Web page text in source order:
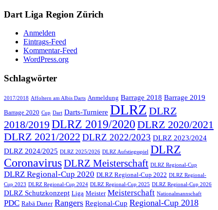
Dart Liga Region Zürich
Anmelden
Eintrags-Feed
Kommentar-Feed
WordPress.org
Schlagwörter
2017/2018 Affoltern am Albis Darts Anmeldung Barrage 2018 Barrage 2019
Barrage 2020 Cup Dart Darts-Turniere DLRZ DLRZ
2018/2019 DLRZ 2019/2020 DLRZ 2020/2021
DLRZ 2021/2022 DLRZ 2022/2023 DLRZ 2023/2024
DLRZ 2024/2025 DLRZ 2025/2026 DLRZ Aufstiegsspiel DLRZ
CoronavirusDLRZ Meisterschaft DLRZ Regional-Cup
DLRZ Regional-Cup 2020 DLRZ Regional-Cup 2022 DLRZ Regional-
Cup 2023 DLRZ Regional-Cup 2024 DLRZ Regional-Cup 2025 DLRZ Regional-Cup 2026
DLRZ Schutzkonzept Liga Meister Meisterschaft Nationalmannschaft
PDC Rabä Darter Rangers Regional-Cup Regional-Cup 2018